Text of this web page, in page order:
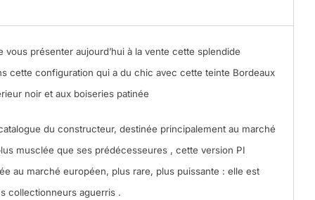
vous présenter aujourd’hui à la vente cette splendide
cette configuration qui a du chic avec cette teinte Bordeaux
noir et aux boiseries patinée
du constructeur, destinée principalement au marché
musclée que ses prédécesseures , cette version PI
au marché européen, plus rare, plus puissante : elle est
collectionneurs aguerris .